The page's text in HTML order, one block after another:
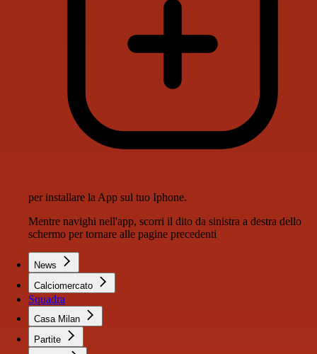
per installare la App sul tuo Iphone.
Mentre navighi nell'app, scorri il dito da sinistra a destra dello
schermo per tornare alle pagine precedenti
News
Calciomercato
Squadra
Casa Milan
Partite